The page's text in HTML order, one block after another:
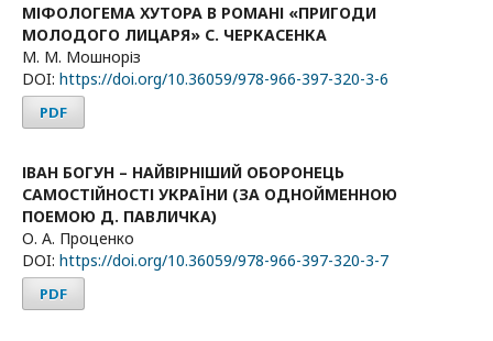
МІФОЛОГЕМА ХУТОРА В РОМАНІ «ПРИГОДИ
МОЛОДОГО ЛИЦАРЯ» С. ЧЕРКАСЕНКА
М. М. Мошноріз
DOI: https://doi.org/10.36059/978-966-397-320-3-6
PDF
ІВАН БОГУН – НАЙВІРНІШИЙ ОБОРОНЕЦЬ
САМОСТІЙНОСТІ УКРАЇНИ (ЗА ОДНОЙМЕННОЮ
ПОЕМОЮ Д. ПАВЛИЧКА)
О. А. Проценко
DOI: https://doi.org/10.36059/978-966-397-320-3-7
PDF